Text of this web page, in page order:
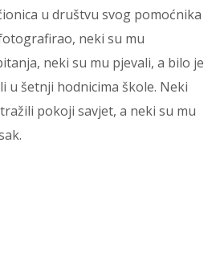
u društvu svog pomoćnika
neki su mu
neki su mu pjevali, a bilo je
u šetnji hodnicima škole. Neki
pokoji savjet, a neki su mu